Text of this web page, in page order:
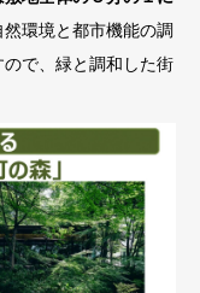
環境と都市機能の調
で、緑と調和した街